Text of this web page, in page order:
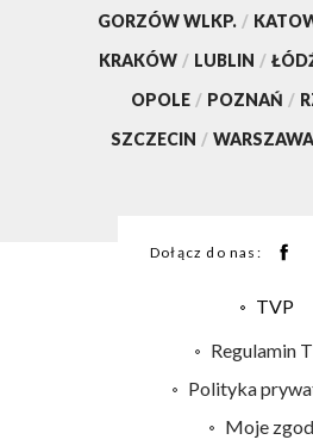
GORZÓW WLKP. /
KRAKÓW / LUBLIN /
OPOLE / POZNAŃ /
SZCZECIN / WARSZAWA
Dołącz do nas:
TVP
Centrum informacji TVP
Regulamin
Polityka
Moje